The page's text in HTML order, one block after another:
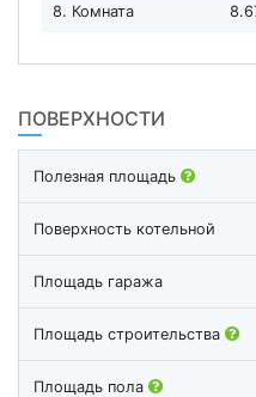
8. Комната
ПОВЕРХНОСТИ
Полезная площадь
Поверхность котельной
Площадь гаража
Площадь строительства
Площадь пола